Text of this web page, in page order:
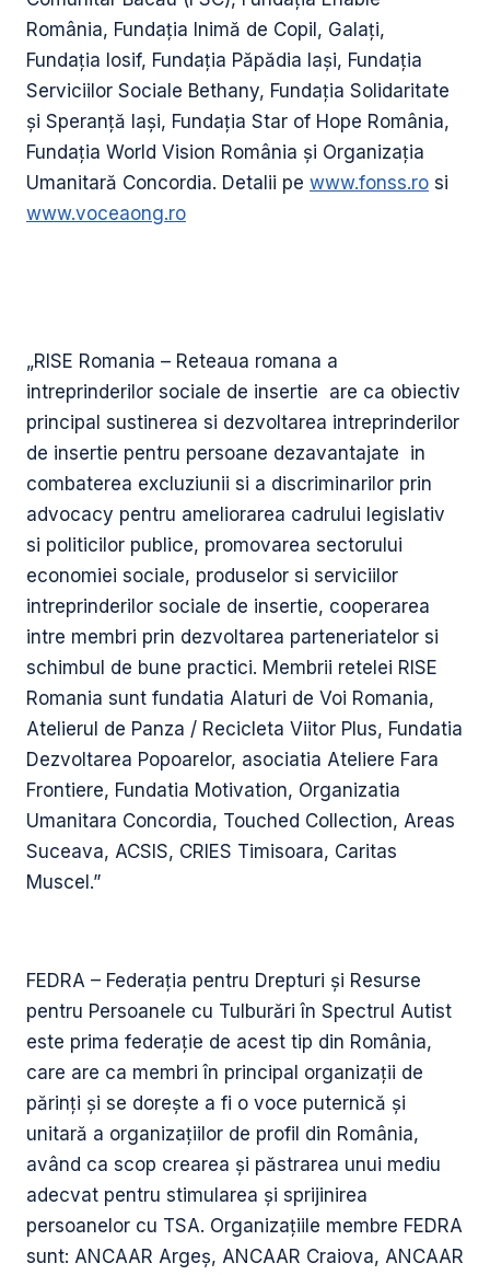
România, Fundația Inimă de Copil, Galați,
Fundația Iosif, Fundația Păpădia Iași, Fundația
Serviciilor Sociale Bethany, Fundaţia Solidaritate
şi Speranţă Iași, Fundația Star of Hope România,
Fundația World Vision România și Organizația
Umanitară Concordia. Detalii pe www.fonss.ro si
www.voceaong.ro
„RISE Romania – Reteaua romana a
intreprinderilor sociale de insertie are ca obiectiv
principal sustinerea si dezvoltarea intreprinderilor
de insertie pentru persoane dezavantajate in
combaterea excluziunii si a discriminarilor prin
advocacy pentru ameliorarea cadrului legislativ
si politicilor publice, promovarea sectorului
economiei sociale, produselor si serviciilor
intreprinderilor sociale de insertie, cooperarea
intre membri prin dezvoltarea parteneriatelor si
schimbul de bune practici. Membrii retelei RISE
Romania sunt fundatia Alaturi de Voi Romania,
Atelierul de Panza / Recicleta Viitor Plus, Fundatia
Dezvoltarea Popoarelor, asociatia Ateliere Fara
Frontiere, Fundatia Motivation, Organizatia
Umanitara Concordia, Touched Collection, Areas
Suceava, ACSIS, CRIES Timisoara, Caritas
Muscel.”
FEDRA – Federaţia pentru Drepturi şi Resurse
pentru Persoanele cu Tulburări în Spectrul Autist
este prima federaţie de acest tip din România,
care are ca membri în principal organizaţii de
părinţi şi se doreşte a fi o voce puternică şi
unitară a organizaţiilor de profil din România,
având ca scop crearea şi păstrarea unui mediu
adecvat pentru stimularea şi sprijinirea
persoanelor cu TSA. Organizațiile membre FEDRA
sunt: ANCAAR Argeş, ANCAAR Craiova, ANCAAR